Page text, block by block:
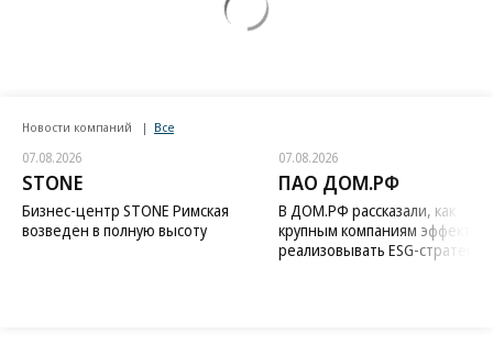
Новости компаний Все
07.08.2026
STONE
Бизнес-центр STONE Римская
возведен в полную высоту
07.08.2026
ПАО ДОМ.РФ
В ДОМ.РФ рассказали, как
крупным компаниям
реализовывать ESG-стратегию